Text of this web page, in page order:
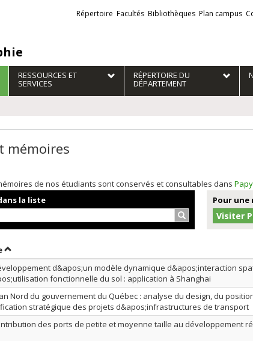
Liens
externes
Répertoire Facultés Bibliothèques Plan campus
RESSOURCES ET
SERVICES
RÉPERTOIRE DU
DÉPARTEMENT
mémoires
de nos étudiants sont conservés et consultables dans
la liste
Rechercher…
Pour une
Visiter
date en ordre croissant
Trier par titre en ordre croissant
d&apos;un modèle dynamique d&apos;interaction
fonctionnelle du sol : application à Shanghai
Nord du gouvernement du Québec : analyse du design, du
stratégique des projets d&apos;infrastructures de transport
des ports de petite et moyenne taille au développement